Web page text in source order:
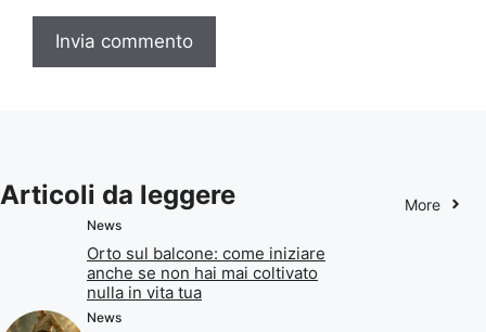
Articoli da leggere More
News
Orto sul balcone: come iniziare
anche se non hai mai coltivato
nulla in vita tua
News